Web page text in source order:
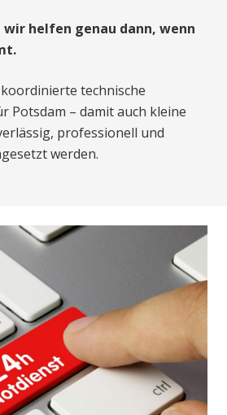
helfen genau dann, wenn
technische
Potsdam – damit auch kleine
professionell und
werden.